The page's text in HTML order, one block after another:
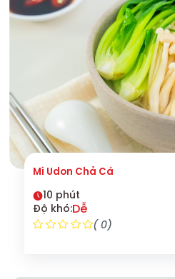
Mì Udon Chả Cá
10 phút
Độ khó:Dễ
( 0)